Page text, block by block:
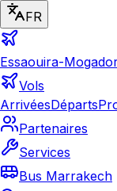
FR
Essaouira-
Vols
ArrivéesDéparts
Partenaires
Services
Bus Marrakech